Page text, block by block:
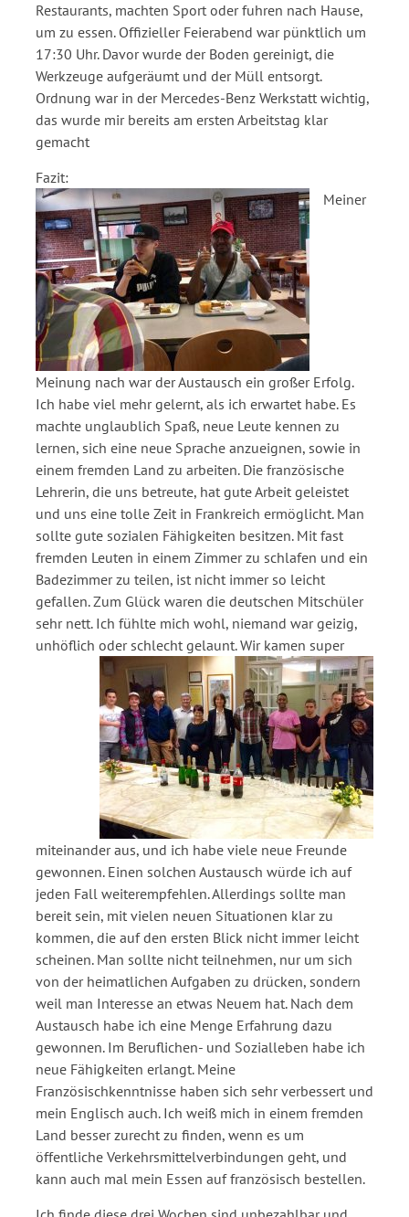
Restaurants, machten Sport oder fuhren nach Hause,
um zu essen. Offizieller Feierabend war pünktlich um
17:30 Uhr. Davor wurde der Boden gereinigt, die
Werkzeuge aufgeräumt und der Müll entsorgt.
Ordnung war in der Mercedes-Benz Werkstatt wichtig,
das wurde mir bereits am ersten Arbeitstag klar
gemacht
Fazit:
Meiner
Meinung nach war der Austausch ein großer Erfolg.
Ich habe viel mehr gelernt, als ich erwartet habe. Es
machte unglaublich Spaß, neue Leute kennen zu
lernen, sich eine neue Sprache anzueignen, sowie in
einem fremden Land zu arbeiten. Die französische
Lehrerin, die uns betreute, hat gute Arbeit geleistet
und uns eine tolle Zeit in Frankreich ermöglicht. Man
sollte gute sozialen Fähigkeiten besitzen. Mit fast
fremden Leuten in einem Zimmer zu schlafen und ein
Badezimmer zu teilen, ist nicht immer so leicht
gefallen. Zum Glück waren die deutschen Mitschüler
sehr nett. Ich fühlte mich wohl, niemand war geizig,
unhöflich oder schlecht gelaunt. Wir kamen super
miteinander aus, und ich habe viele neue Freunde
gewonnen. Einen solchen Austausch würde ich auf
jeden Fall weiterempfehlen. Allerdings sollte man
bereit sein, mit vielen neuen Situationen klar zu
kommen, die auf den ersten Blick nicht immer leicht
scheinen. Man sollte nicht teilnehmen, nur um sich
von der heimatlichen Aufgaben zu drücken, sondern
weil man Interesse an etwas Neuem hat. Nach dem
Austausch habe ich eine Menge Erfahrung dazu
gewonnen. Im Beruflichen- und Sozialleben habe ich
neue Fähigkeiten erlangt. Meine
Französischkenntnisse haben sich sehr verbessert und
mein Englisch auch. Ich weiß mich in einem fremden
Land besser zurecht zu finden, wenn es um
öffentliche Verkehrsmittelverbindungen geht, und
kann auch mal mein Essen auf französisch bestellen.